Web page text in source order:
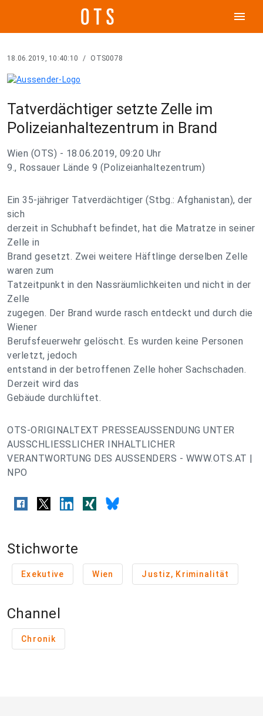
menu
18.06.2019, 10:40:10 / OTS0078
Tatverdächtiger setzte Zelle im
Polizeianhaltezentrum in Brand
Wien (OTS) - 18.06.2019, 09:20 Uhr
9., Rossauer Lände 9 (Polizeianhaltezentrum)
Ein 35-jähriger Tatverdächtiger (Stbg.: Afghanistan), der
sich
derzeit in Schubhaft befindet, hat die Matratze in seiner
Zelle in
Brand gesetzt. Zwei weitere Häftlinge derselben Zelle
waren zum
Tatzeitpunkt in den Nassräumlichkeiten und nicht in der
Zelle
zugegen. Der Brand wurde rasch entdeckt und durch die
Wiener
Berufsfeuerwehr gelöscht. Es wurden keine Personen
verletzt, jedoch
entstand in der betroffenen Zelle hoher Sachschaden.
Derzeit wird das
Gebäude durchlüftet.
OTS-ORIGINALTEXT PRESSEAUSSENDUNG UNTER
AUSSCHLIESSLICHER INHALTLICHER
VERANTWORTUNG DES AUSSENDERS - WWW.OTS.AT |
NPO
Stichworte
Exekutive Wien Justiz, Kriminalität
Channel
Chronik